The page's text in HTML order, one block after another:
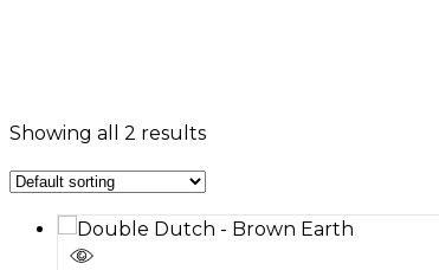
Showing all 2 results